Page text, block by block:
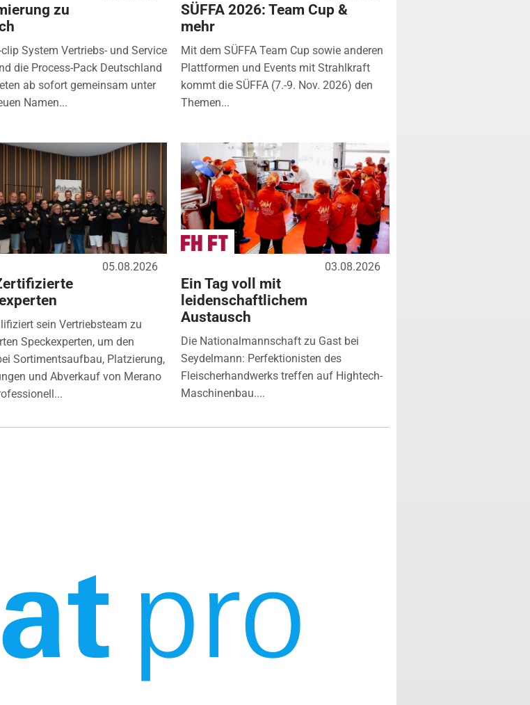
zu
System Vertriebs- und Service
die Process-Pack Deutschland
ab sofort gemeinsam unter
Namen...
SÜFFA 2026: Team Cup &
mehr
Mit dem SÜFFA Team Cup sowie anderen
Plattformen und Events mit Strahlkraft
kommt die SÜFFA (7.-9. Nov. 2026) den
Themen...
05.08.2026
sein Vertriebsteam zu
Speckexperten, um den
Sortimentsaufbau, Platzierung,
und Abverkauf von Merano
03.08.2026
Ein Tag voll mit
leidenschaftlichem
Austausch
Die Nationalmannschaft zu Gast bei
Seydelmann: Perfektionisten des
Fleischerhandwerks treffen auf Hightech-
Maschinenbau....